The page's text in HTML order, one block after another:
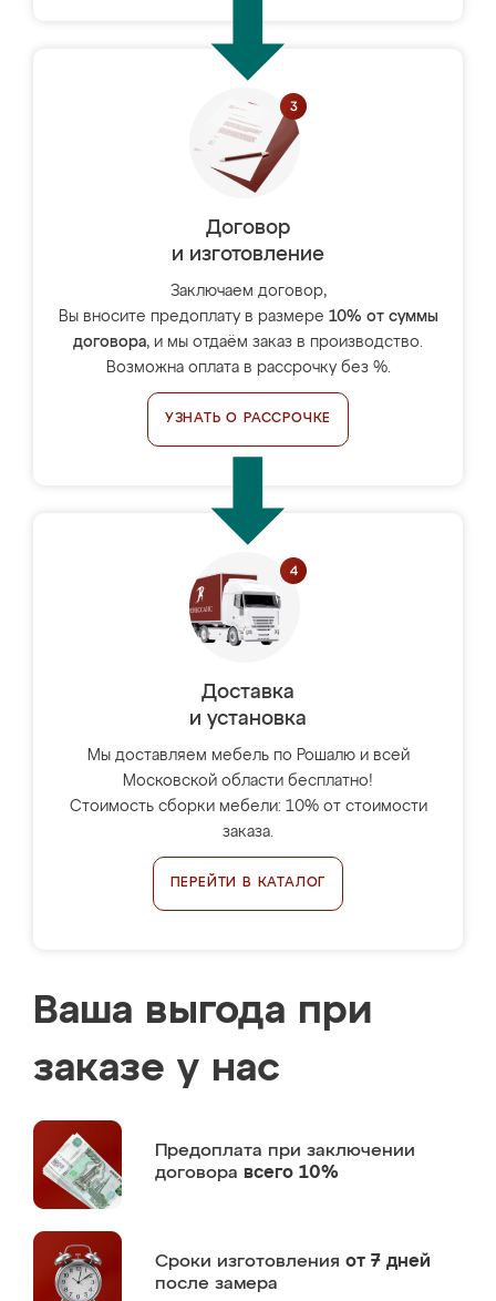
Договор
и изготовление
Заключаем договор,
Вы вносите предоплату в размере 10% от суммы
договора, и мы отдаём заказ в производство.
Возможна оплата в рассрочку без %.
УЗНАТЬ О РАССРОЧКЕ
Доставка
и установка
Мы доставляем мебель по Рошалю и всей
Московской области бесплатно!
Стоимость сборки мебели: 10% от стоимости
заказа.
ПЕРЕЙТИ В КАТАЛОГ
Ваша выгода при
заказе у нас
Предоплата при заключении
договора всего 10%
Сроки изготовления от 7 дней
после замера